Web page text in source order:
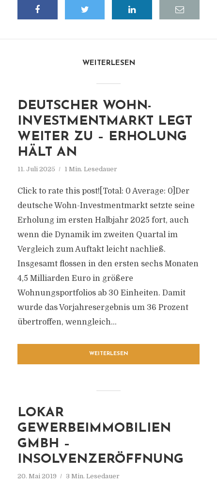
WEITERLESEN
DEUTSCHER WOHN-
INVESTMENTMARKT LEGT
WEITER ZU – ERHOLUNG
HÄLT AN
11. Juli 2025 1 Min. Lesedauer
Click to rate this post![Total: 0 Average: 0]Der
deutsche Wohn-Investmentmarkt setzte seine
Erholung im ersten Halbjahr 2025 fort, auch
wenn die Dynamik im zweiten Quartal im
Vergleich zum Auftakt leicht nachließ.
Insgesamt flossen in den ersten sechs Monaten
4,5 Milliarden Euro in größere
Wohnungsportfolios ab 30 Einheiten. Damit
wurde das Vorjahresergebnis um 36 Prozent
übertroffen, wenngleich...
WEITERLESEN
LOKAR
GEWERBEIMMOBILIEN
GMBH –
INSOLVENZERÖFFNUNG
20. Mai 2019 3 Min. Lesedauer